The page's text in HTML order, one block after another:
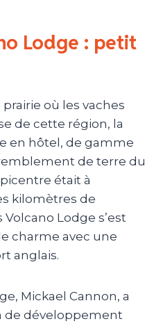
Lodge : petit
où les vaches
de cette région, la
en hôtel, de gamme
de terre du
était à
kilomètres de
Volcano Lodge s’est
charme avec une
anglais.
Mickael Cannon, a
de développement